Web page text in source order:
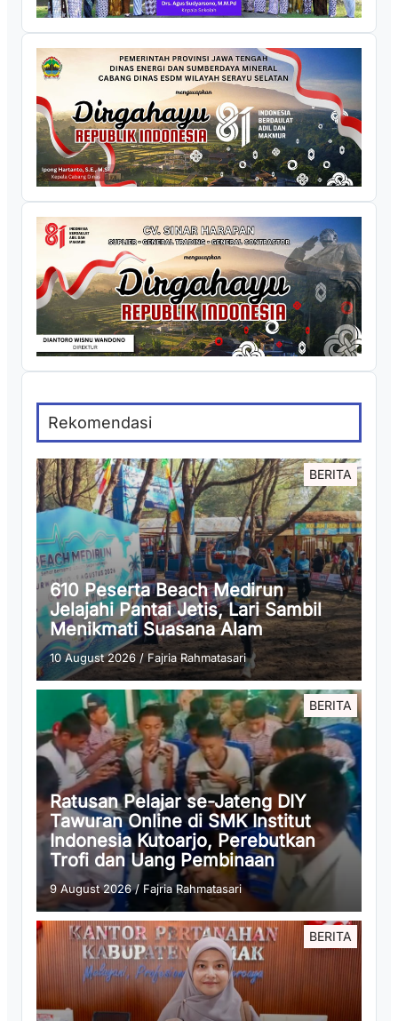
Rekomendasi
BERITA
610 Peserta Beach Medirun
Jelajahi Pantai Jetis, Lari Sambil
Menikmati Suasana Alam
10 August 2026 /Fajria Rahmatasari
BERITA
Ratusan Pelajar se-Jateng DIY
Tawuran Online di SMK Institut
Indonesia Kutoarjo, Perebutkan
Trofi dan Uang Pembinaan
9 August 2026/ Fajria Rahmatasari
BERITA